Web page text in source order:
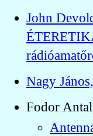
John
Nagy
Fodor